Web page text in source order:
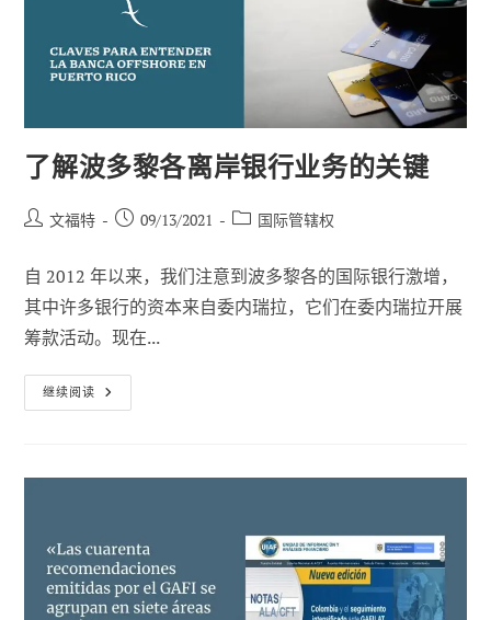
离
岸
公
间
什
么
系？
了解波多黎各离岸银行业务的关键
帖
作
者
文福特
已
布：
09/13/2021
职
类
别
国际管辖权
自 2012 年以来，我们注意到波多黎各的国际银行激增，
其中许多银行的资本来自委内瑞拉，它们在委内瑞拉开展
筹款活动。现在...
继续阅读 了
解
业
务
的
关
键